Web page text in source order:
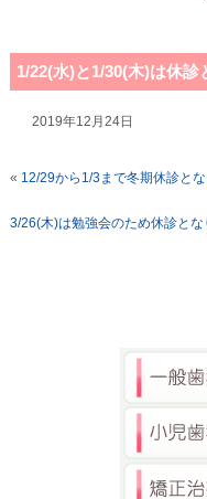
1/22(水)と1/30(木)は休診
2019年12月24日
« 12/29から1/3まで冬期休診とな
3/26(木)は勉強会のため休診とな